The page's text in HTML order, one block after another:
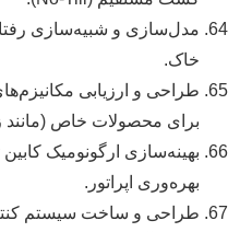
مدل‌سازی و شبیه‌سازی
خاک.
طراحی و ارزیابی
برای محصولات خاص (مانند
بهینه‌سازی ارگونومیک
بهره‌وری اپراتور.
طراحی و ساخت سیستم